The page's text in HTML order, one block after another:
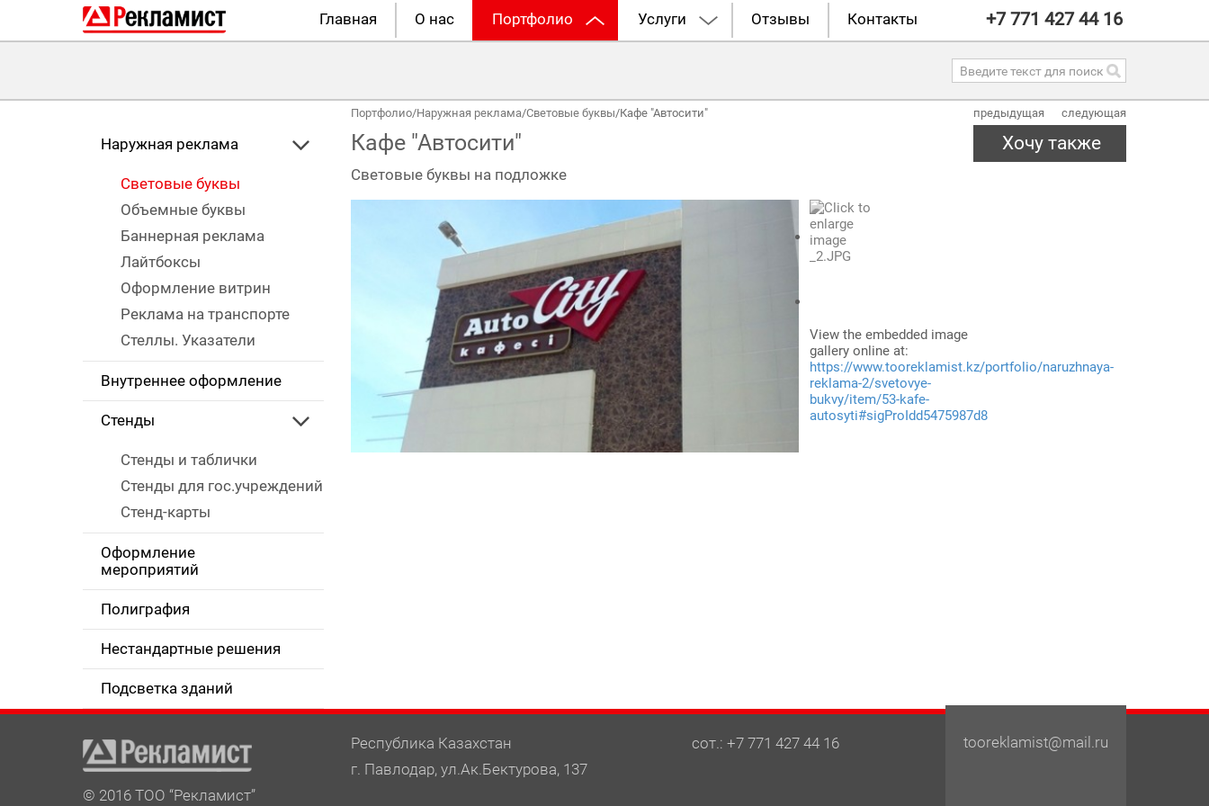
Главная О нас Портфолио Услуги Отзывы Контакты +7 771 427 44 16
Наружная реклама
Световые буквы
Объемные буквы
Баннерная реклама
Лайтбоксы
Оформление витрин
Реклама на транспорте
Стеллы. Указатели
Внутреннее оформление
Стенды
Стенды и таблички
Стенды для гос.учреждений
Стенд-карты
Оформление
мероприятий
Полиграфия
Нестандартные решения
Подсветка зданий
Портфолио/Наружная реклама/Световые буквы/Кафе "Автосити"
Кафе "Автосити" Хочу также
Световые буквы на подложке
View the embedded image
gallery online at:
https://www.tooreklamist.kz/portfolio/naruzhnaya-
reklama-2/svetovye-
bukvy/item/53-kafe-
autosyti#sigProIdd5475987d8
предыдущая следующая
tooreklamist@mail.ru
Республика Казахстан
г. Павлодар, ул.Ак.Бектурова, 137
сот.: +7 771 427 44 16
© 2016 ТОО “Рекламист”